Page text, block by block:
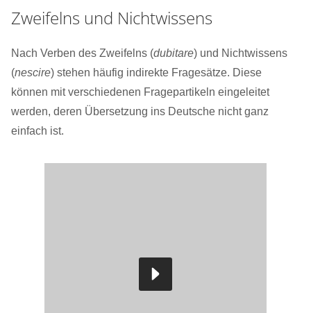
Zweifelns und Nichtwissens
Nach Verben des Zweifelns (dubitare) und Nichtwissens
(nescire) stehen häufig indirekte Fragesätze. Diese
können mit verschiedenen Fragepartikeln eingeleitet
werden, deren Übersetzung ins Deutsche nicht ganz
einfach ist.